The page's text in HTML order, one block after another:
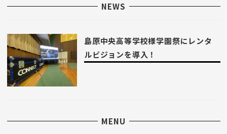
NEWS
島原中央高等学校様学園祭にレンタ
ルビジョンを導入！
MENU